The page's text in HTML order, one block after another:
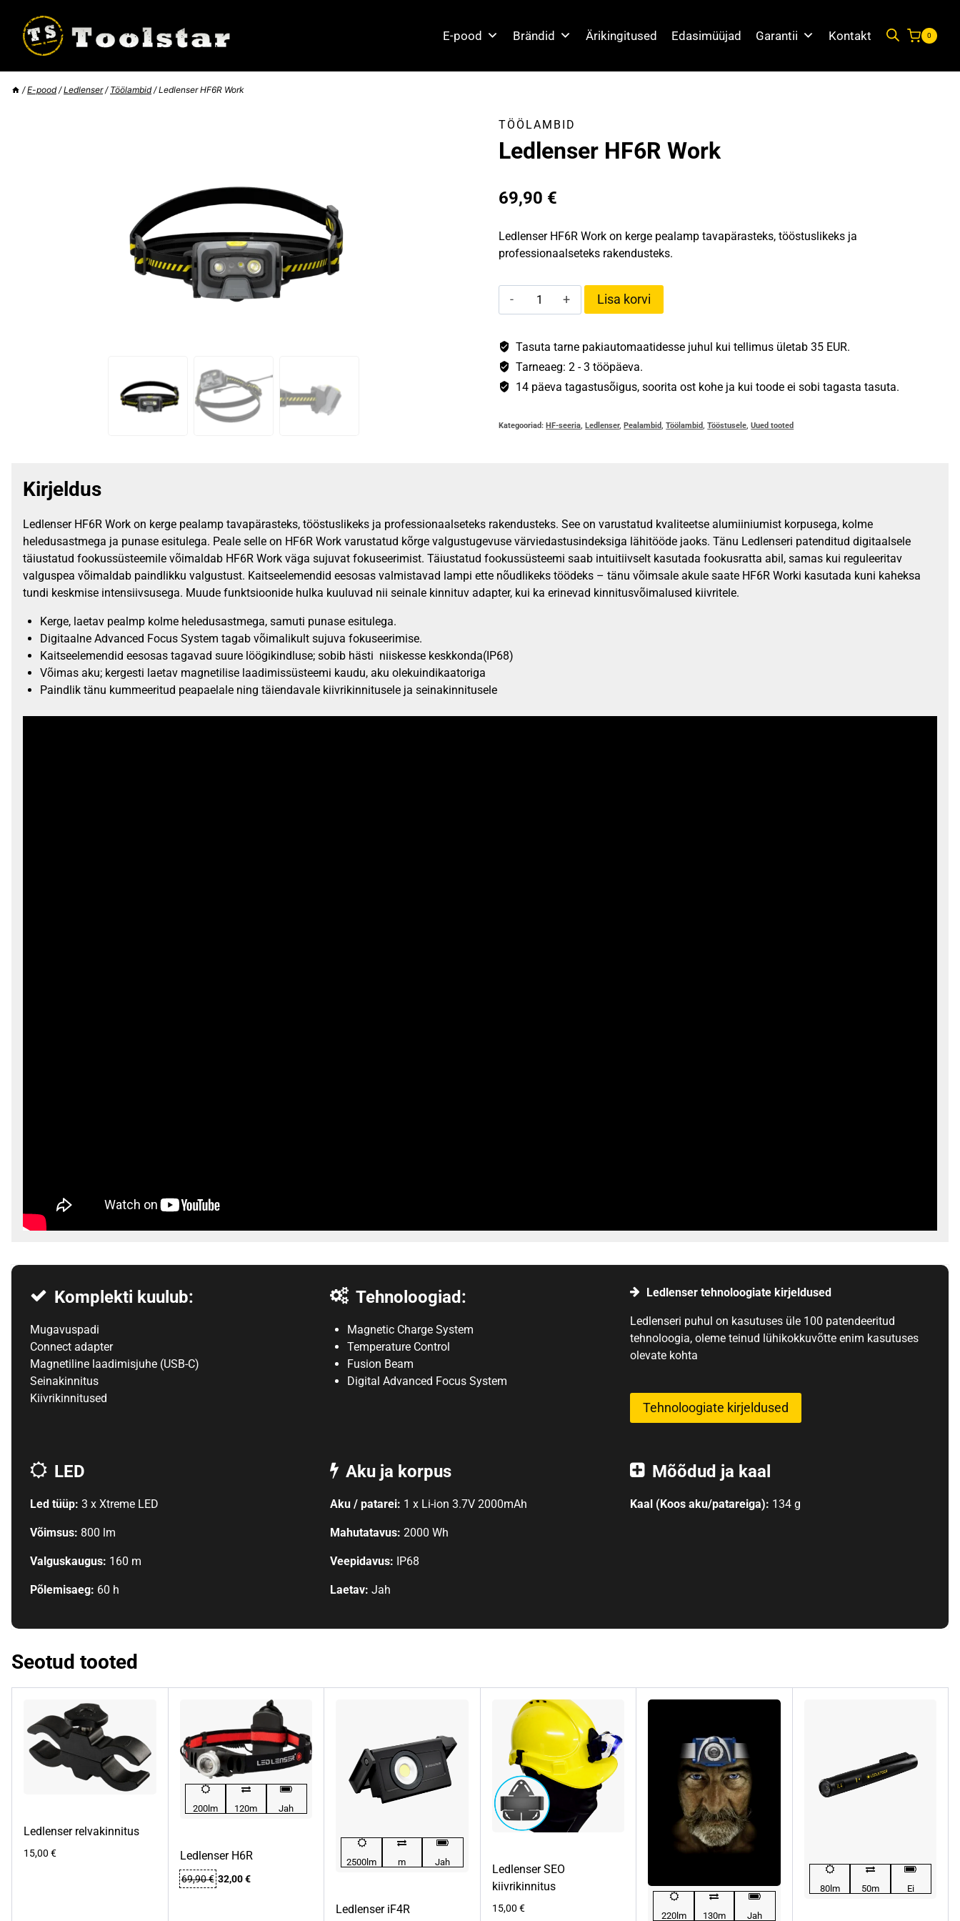
content
E-pood Brändid Ärikingitused Edasimüüjad Garantii Kontakt 0
/ E-pood / Ledlenser / Töölambid / Ledlenser HF6R Work
TÖÖLAMBID
Ledlenser HF6R Work
69,90 €
Ledlenser HF6R Work on kerge pealamp tavapärasteks, tööstuslikeks ja
professionaalseteks rakendusteks.
Ledlenser
HF6R
kogus
Lisa korvi
Tasuta tarne pakiautomaatidesse juhul kui tellimus ületab 35 EUR.
Tarneaeg: 2 - 3 tööpäeva.
14 päeva tagastusõigus, soorita ost kohe ja kui toode ei sobi tagasta tasuta.
Kategooriad:HF-seeria ,Ledlenser,Pealambid ,Töölambid ,Tööstusele ,Uued tooted
Kirjeldus
Ledlenser HF6R Work on kerge pealamp tavapärasteks, tööstuslikeks ja professionaalseteks rakendusteks. See on varustatud kvaliteetse alumiiniumist korpusega, kolme
heledusastmega ja punase esitulega. Peale selle on HF6R Work varustatud kõrge valgustugevuse värviedastusindeksiga lähitööde jaoks. Tänu Ledlenseri patenditud digitaalsele
täiustatud fookussüsteemile võimaldab HF6R Work väga sujuvat fokuseerimist. Täiustatud fookussüsteemi saab intuitiivselt kasutada fookusratta abil, samas kui reguleeritav
valguspea võimaldab paindlikku valgustust. Kaitseelemendid eesosas valmistavad lampi ette nõudlikeks töödeks – tänu võimsale akule saate HF6R Worki kasutada kuni kaheksa
tundi keskmise intensiivsusega. Muude funktsioonide hulka kuuluvad nii seinale kinnituv adapter, kui ka erinevad kinnitusvõimalused kiivritele.
Kerge, laetav pealmp kolme heledusastmega, samuti punase esitulega.
Digitaalne Advanced Focus System tagab võimalikult sujuva fokuseerimise.
Kaitseelemendid eesosas tagavad suure löögikindluse; sobib hästi niiskesse keskkonda(IP68)
Võimas aku; kergesti laetav magnetilise laadimissüsteemi kaudu, aku olekuindikaatoriga
Paindlik tänu kummeeritud peapaelale ning täiendavale kiivrikinnitusele ja seinakinnitusele
Komplekti kuulub:
Mugavuspadi
Connect adapter
Magnetiline laadimisjuhe (USB-C)
Seinakinnitus
Kiivrikinnitused
Tehnoloogiad:
Magnetic Charge System
Temperature Control
Fusion Beam
Digital Advanced Focus System
Ledlenser tehnoloogiate kirjeldused
Ledlenseri puhul on kasutuses üle 100 patendeeritud
tehnoloogia, oleme teinud lühikokkuvõtte enim kasutuses
olevate kohta
Tehnoloogiate kirjeldused
LED
Led tüüp:3 x Xtreme LED
Võimsus: 800 lm
Valguskaugus: 160 m
Põlemisaeg: 60 h
Aku ja korpus
Aku / patarei: 1 x Li-ion 3.7V 2000mAh
Mahutatavus:2000 Wh
Veepidavus: IP68
Laetav:Jah
Mõõdud ja kaal
Kaal (Koos aku/patareiga): 134 g
Seotud tooted
Ledlenser relvakinnitus
15,00 €
200lm 120m Jah
Ledlenser H6R
69,90€ Algne
32,00€Praegune
2500lm m Jah
Ledlenser iF4R
Ledlenser SEO
kiivrikinnitus
15,00 €
220lm 130m Jah
80lm 50m Ei